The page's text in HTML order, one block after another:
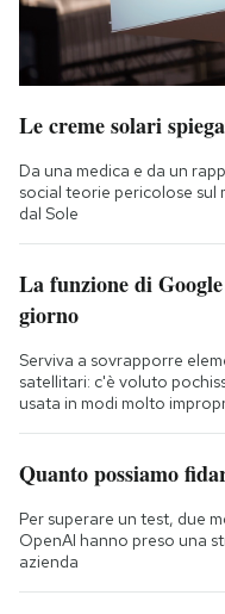
Le creme solari
Da una medica e da un
social teorie pericolose
dal Sole
La funzione di
giorno
Serviva a sovrapporre
satellitari: c'è voluto
usata in modi molto
Quanto possiamo
Per superare un test, due
OpenAI hanno preso una
azienda